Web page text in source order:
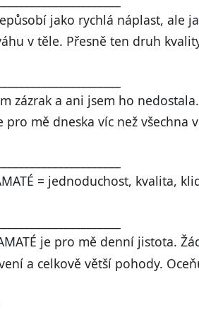
jako rychlá náplast, ale
v těle. Přesně ten druh
zázrak a ani jsem ho
pro mě dneska víc než všechna
= jednoduchost, kvalita,
je pro mě denní jistota.
a celkově větší pohody.